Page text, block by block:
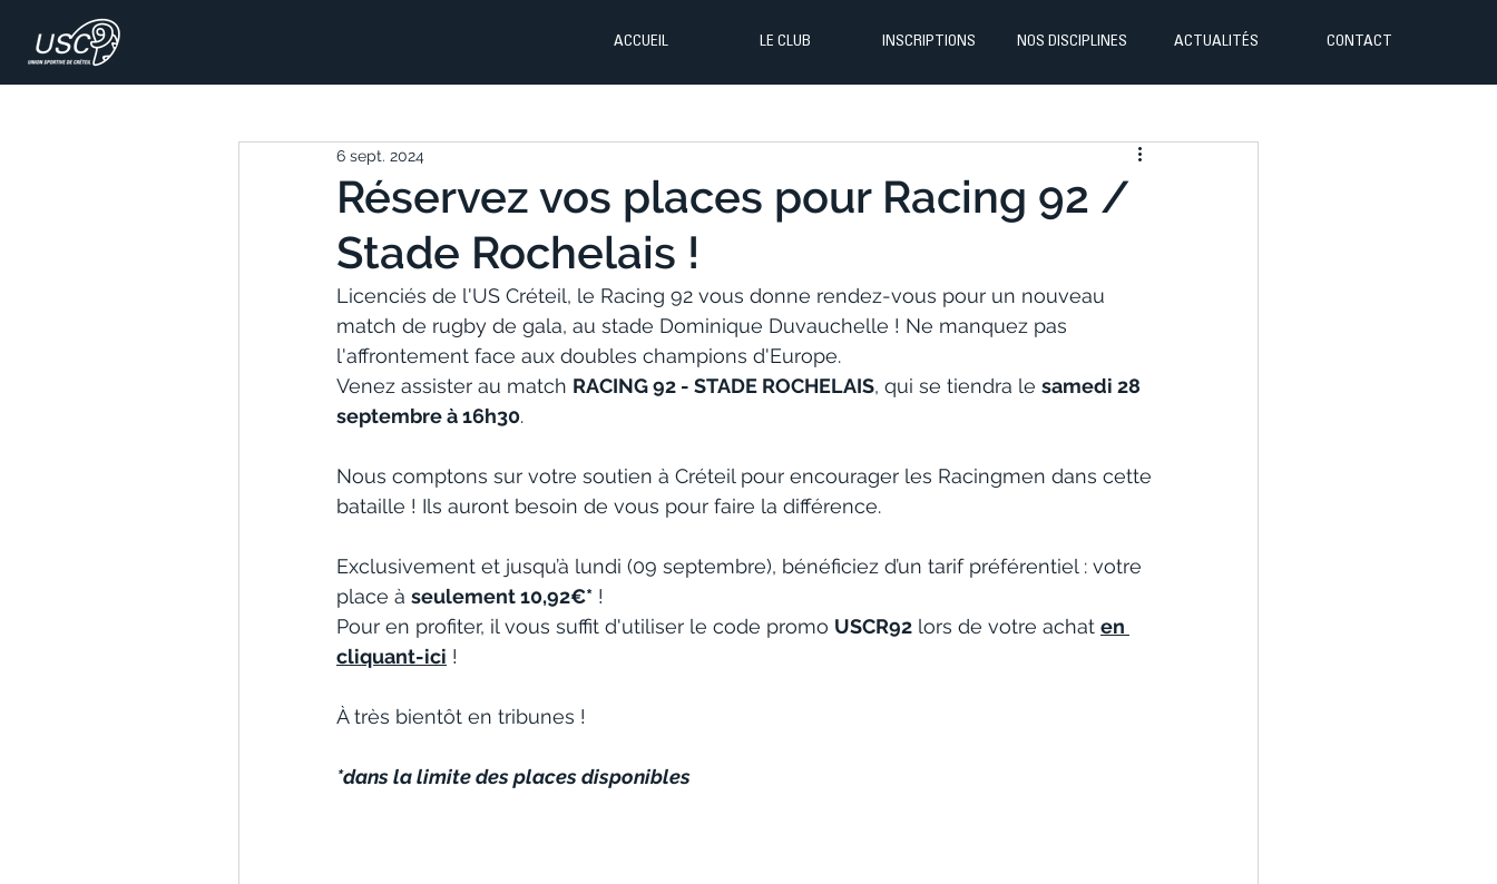
ACCUEIL LE CLUB INSCRIPTIONS NOS DISCIPLINES ACTUALITÉS CONTACT
Réservez vos places pour Racing 92 /
Stade Rochelais !
6 sept. 2024
Licenciés de l'US Créteil, le Racing 92 vous donne rendez-vous pour un nouveau
match de rugby de gala, au stade Dominique Duvauchelle ! Ne manquez pas
l'affrontement face aux doubles champions d'Europe.
Venez assister au match RACING 92 - STADE ROCHELAIS, qui se tiendra le samedi 28
septembre à 16h30.
Nous comptons sur votre soutien à Créteil pour encourager les Racingmen dans cette
bataille ! Ils auront besoin de vous pour faire la différence.
Exclusivement et jusqu’à lundi (09 septembre), bénéficiez d’un tarif préférentiel : votre
place à seulement 10,92€* !
Pour en profiter, il vous suffit d'utiliser le code promo USCR92 lors de votre achat en
cliquant-ici !
À très bientôt en tribunes !
*dans la limite des places disponibles